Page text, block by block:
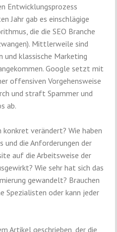
Entwicklungsprozess
Jahr gab es einschlägige
die die SEO Branche
Mittlerweile sind
klassische Marketing
Google setzt mit
offensiven Vorgehensweise
und straft Spammer und
ab.
verändert? Wie haben
und die Anforderungen der
auf die Arbeitsweise der
Wie sehr hat sich das
gewandelt? Brauchen
Spezialisten oder kann jeder
Artikel geschrieben, der die